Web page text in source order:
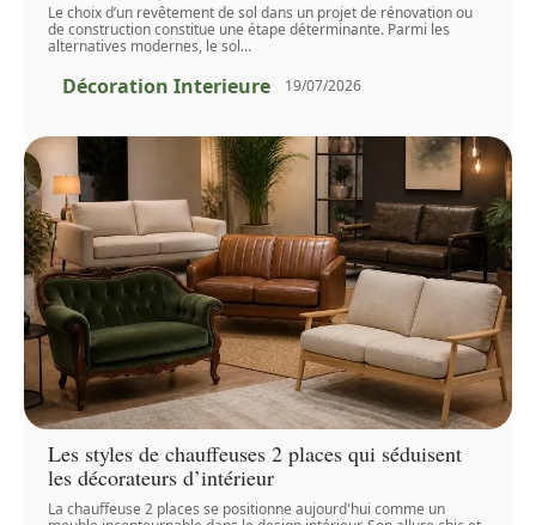
Le choix d’un revêtement de sol dans un projet de rénovation ou
de construction constitue une étape déterminante. Parmi les
alternatives modernes, le sol…
Décoration Interieure 19/07/2026
Les styles de chauffeuses 2 places qui séduisent
les décorateurs d’intérieur
La chauffeuse 2 places se positionne aujourd'hui comme un